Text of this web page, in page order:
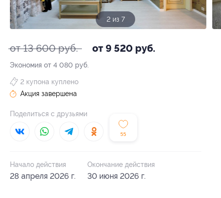
3 из 7
от 13 600 руб. от 9 520 руб.
Экономия от 4 080 руб.
55
2 купона куплено
Акция завершена
Поделиться с друзьями
Начало действия
28 апреля 2026 г.
Окончание действия
30 июня 2026 г.